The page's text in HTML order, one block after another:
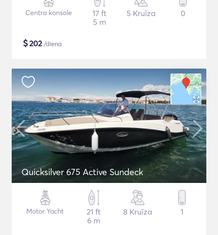
Centra konsole
17 ft
5 m
5 Kruīza 0
$202/diena
Quicksilver 675 Active Sundeck
Motor Yacht
21 ft
6 m
8 Kruīza 1